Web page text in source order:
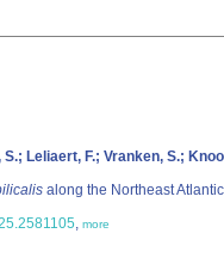
Leliaert, F.; Vranken, S.;
along the Northeast
, more